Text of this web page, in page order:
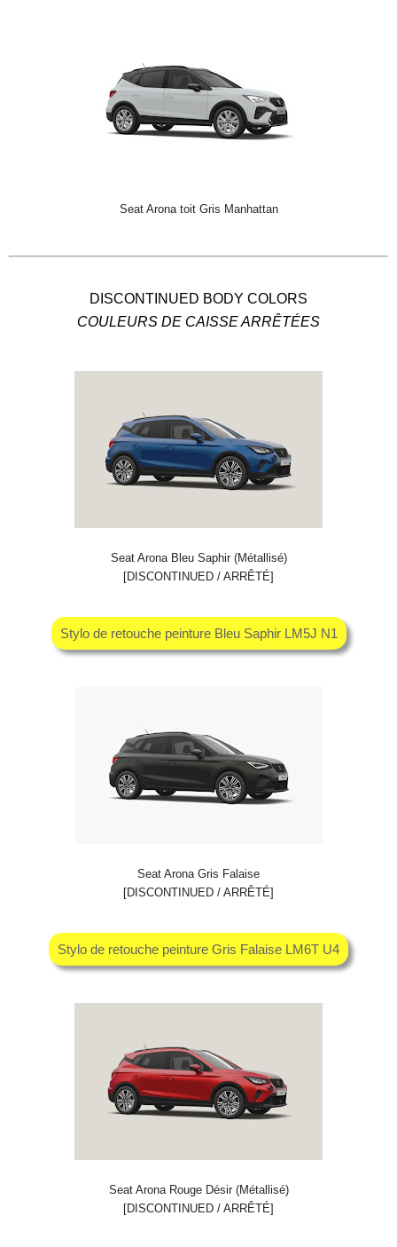
Seat Arona toit Gris Manhattan
DISCONTINUED BODY COLORS
COULEURS DE CAISSE ARRÊTÉES
Seat Arona Bleu Saphir (Métallisé)
[DISCONTINUED / ARRÊTÉ]
Stylo de retouche peinture Bleu Saphir LM5J N1
Seat Arona Gris Falaise
[DISCONTINUED / ARRÊTÉ]
Stylo de retouche peinture Gris Falaise LM6T U4
Seat Arona Rouge Désir (Métallisé)
[DISCONTINUED / ARRÊTÉ]